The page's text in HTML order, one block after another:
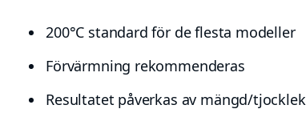
200°C standard för de flesta modeller
Förvärmning rekommenderas
Resultatet påverkas av mängd/tjocklek